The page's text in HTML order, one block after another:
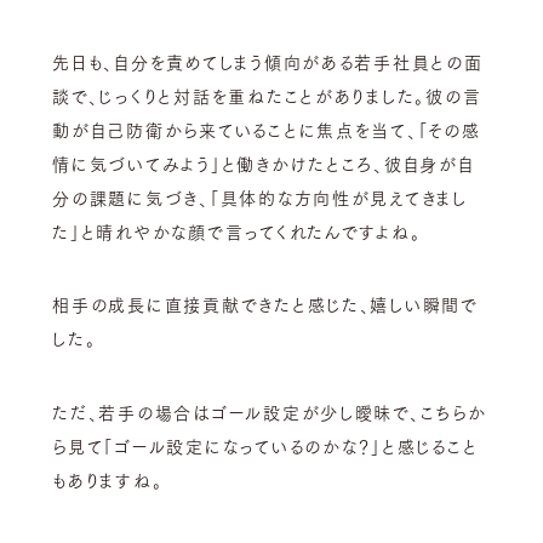
先日も、自分を責めてしまう傾向がある若手社員との面
談で、じっくりと対話を重ねたことがありました。彼の言
動が自己防衛から来ていることに焦点を当て、「その感
情に気づいてみよう」と働きかけたところ、彼自身が自
分の課題に気づき、「具体的な方向性が見えてきまし
た」と晴れやかな顔で言ってくれたんですよね。
相手の成長に直接貢献できたと感じた、嬉しい瞬間で
した。
ただ、若手の場合はゴール設定が少し曖昧で、こちらか
ら見て「ゴール設定になっているのかな？」と感じること
もありますね。